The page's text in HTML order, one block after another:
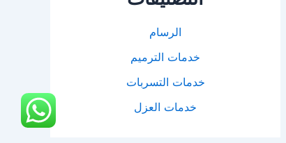
الرسام
خدمات الترميم
خدمات التسربات
خدمات العزل